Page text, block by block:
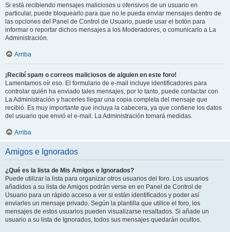
Si está recibiendo mensajes maliciosos u ofensivos de un usuario en
particular, puede bloquearlo para que no le pueda enviar mensajes dentro de
las opciones del Panel de Control de Usuario, puede usar el botón para
informar o reportar dichos mensajes a los Moderadores, o comunicarlo a La
Administración.
Arriba
¡Recibí spam o correos maliciosos de alguien en este foro!
Lamentamos oír eso. El formulario de e-mail incluye identificadores para
controlar quién ha enviado tales mensajes, por lo tanto, puede contactar con
La Administración y hacerles llegar una copia completa del mensaje que
recibió. Es muy importante que incluya la cabecera, ya que contiene los datos
del usuario que envió el e-mail. La Administración tomará medidas.
Arriba
Amigos e Ignorados
¿Qué es la lista de Mis Amigos e Ignorados?
Puede utilizar la lista para organizar otros usuarios del foro. Los usuarios
añadidos a su lista de Amigos podrán verse en en Panel de Control de
Usuario para un rápido acceso a ver si están identificados y poder así
enviarles un mensaje privado. Según la plantilla que utilice el foro, los
mensajes de estos usuarios pueden visualizarse resaltados. Si añade un
usuario a su lista de Ignorados, todos sus mensajes quedarán ocultos.